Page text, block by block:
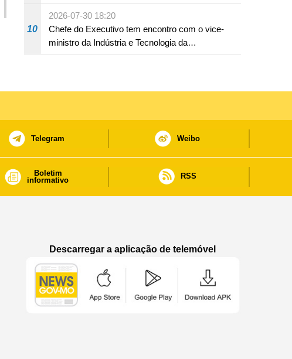
assumir por si a culpa na sequência de uma
infracção rodoviária
10
2026-07-30 18:20
Chefe do Executivo tem encontro com o vice-
ministro da Indústria e Tecnologia da
Informação
Telegram Weibo
Boletim
informativo
RSS
Descarregar a aplicação de telemóvel